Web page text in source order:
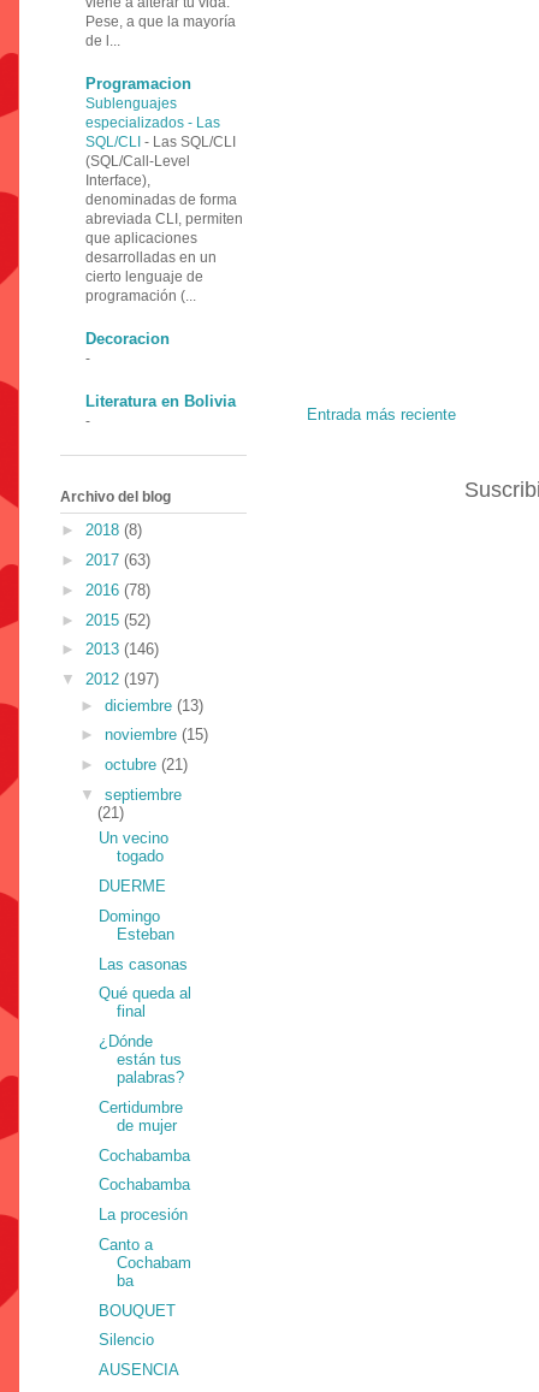
Entrada más reciente
Pese, a que la mayoría
de l...
Programacion
Sublenguajes
especializados - Las
SQL/CLI - Las SQL/CLI
(SQL/Call-Level
Interface),
denominadas de forma
abreviada CLI, permiten
que aplicaciones
desarrolladas en un
cierto lenguaje de
programación (...
Decoracion
-
Literatura en Bolivia
-
Archivo del blog
► 2018 (8)
► 2017 (63)
► 2016 (78)
► 2015 (52)
► 2013 (146)
▼ 2012 (197)
► diciembre (13)
► noviembre (15)
► octubre (21)
▼ septiembre
(21)
Un vecino
togado
DUERME
Domingo
Esteban
Las casonas
Qué queda al
final
¿Dónde
están tus
palabras?
Certidumbre
de mujer
Cochabamba
Cochabamba
La procesión
Canto a
Cochabam
ba
BOUQUET
Silencio
AUSENCIA